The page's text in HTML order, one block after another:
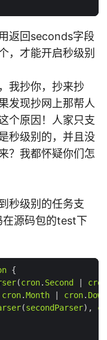
返回seconds字段
，才能开启秒级别
我抄你，抄来抄
发现抄网上那帮人
个原因！人家只支
秒级别的，并且没
？我都怀疑你们怎
秒级别的任务支
源码包的test下
(cron. Second
cron
cron.Month cron.
(secondParser),